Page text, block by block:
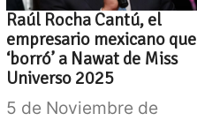
Raúl Rocha Cantú, el
empresario mexicano que
‘borró’ a Nawat de Miss
Universo 2025
5 de Noviembre de